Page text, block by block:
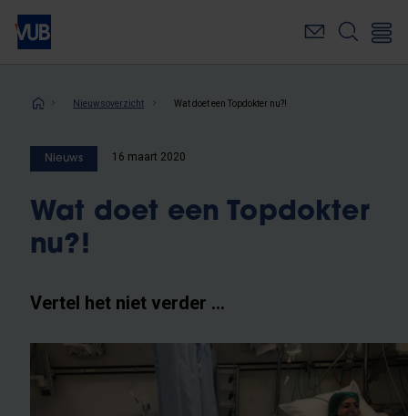
Overslaan
naar
inhoudKruimelpad
Nieuwsoverzicht Wat doet een Topdokter nu?!
Nieuws 16 maart 2020
Wat doet een Topdokter
nu?!
Vertel het niet verder …